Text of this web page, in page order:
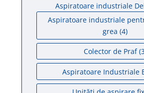
Aspiratoare industriale
Aspiratoare industriale
grea (4)
Colector de Praf
Aspiratoare Industriale